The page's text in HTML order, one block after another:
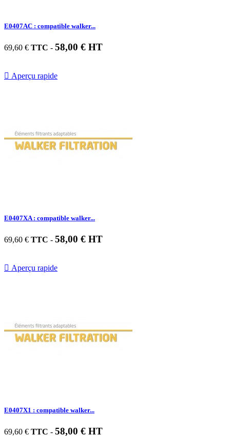
E0407AC : compatible walker...
69,60 € TTC - 58,00 € HT
 Aperçu rapide
E0407XA : compatible walker...
69,60 € TTC - 58,00 € HT
 Aperçu rapide
E0407X1 : compatible walker...
69,60 € TTC - 58,00 € HT